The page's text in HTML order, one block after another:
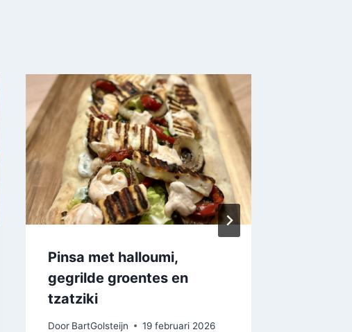
Pinsa met halloumi,
gegrilde groentes en
tzatziki
Door BartGolsteijn 19 februari 2026